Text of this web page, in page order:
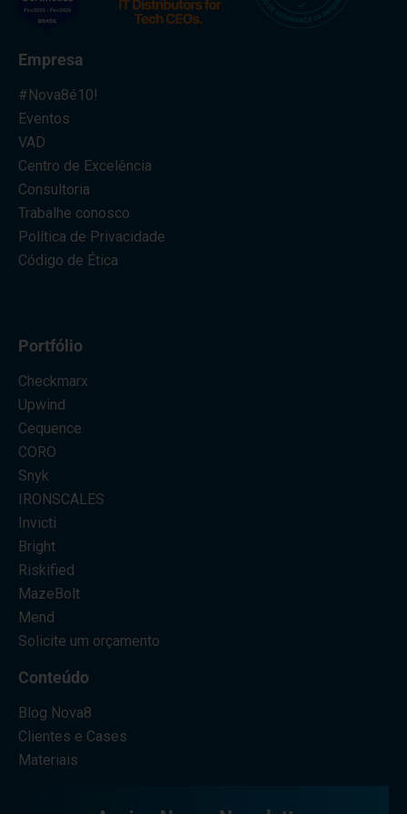
Empresa
#Nova8é10!
Eventos
VAD
Centro de Excelência
Consultoria
Trabalhe conosco
Política de Privacidade
Código de Ética
Portfólio
Checkmarx
Upwind
Cequence
CORO
Snyk
IRONSCALES
Invicti
Bright
Riskified
MazeBolt
Mend
Solicite um orçamento
Conteúdo
Blog Nova8
Clientes e Cases
Materiais